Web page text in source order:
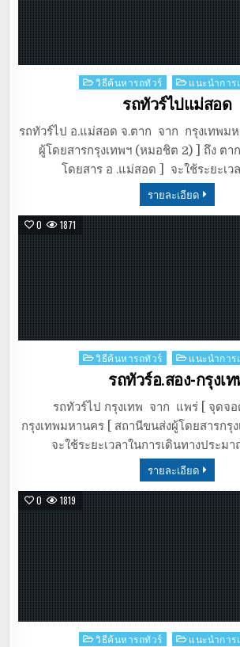
Posted
วิธีค้นหารถทัวร์ แนะนำการ
รถทัวร์ไปแม่สอด
รถทัวร์ไป อ.แม่สอด จ.ตาก จาก กรุงเทพม
ผู้โดยสารกรุงเทพฯ (หมอชิต 2) ] ถึง ตา
โดยสาร อ .แม่สอด ] จะใช้ระยะเว
รายละเอียด
0 1871
Posted
วิธีค้นหารถทัวร์ แนะนำการ
รถทัวร์อ.สอง-กรุงเ
รถทัวร์ไป กรุงเทพ จาก แพร่ [ จุดจอ
กรุงเทพมหานคร [ สถานีขนส่งผู้โดยสารกรุ
จะใช้ระยะเวลาในการเดินทางประม
รายละเอียด
0 1819
Posted
วิธีค้นหารถทัวร์ แนะนำการ